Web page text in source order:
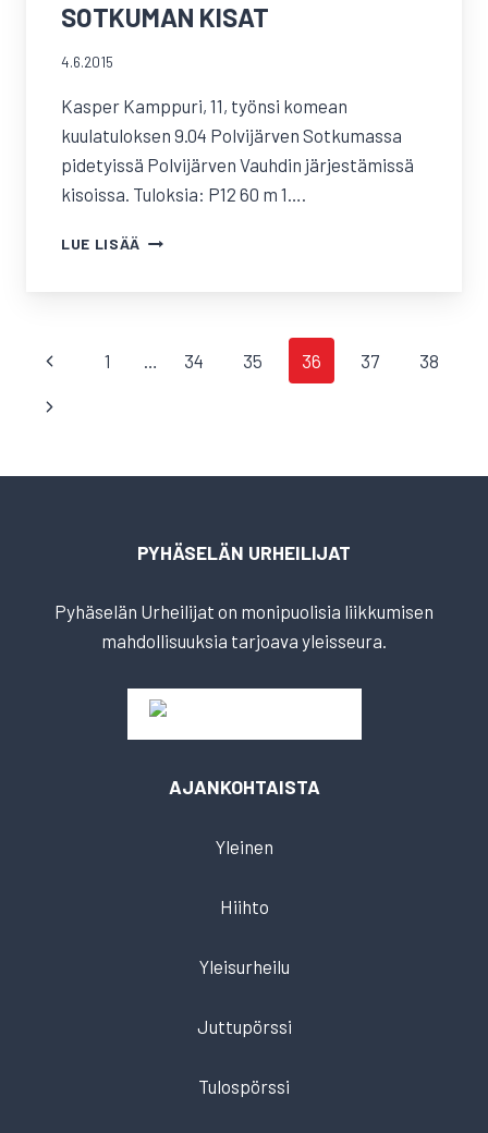
SOTKUMAN KISAT
4.6.2015
Kasper Kamppuri, 11, työnsi komean
kuulatuloksen 9.04 Polvijärven Sotkumassa
pidetyissä Polvijärven Vauhdin järjestämissä
kisoissa. Tuloksia: P12 60 m 1….
LUE LISÄÄ SOTKUMAN
SIVUNAVIGOINTI
Edellinen
sivu
1 … 34 35 36 37 38
Seuraava
PYHÄSELÄN URHEILIJAT
Pyhäselän Urheilijat on monipuolisia liikkumisen
mahdollisuuksia tarjoava yleisseura.
AJANKOHTAISTA
Yleinen
Hiihto
Yleisurheilu
Juttupörssi
Tulospörssi